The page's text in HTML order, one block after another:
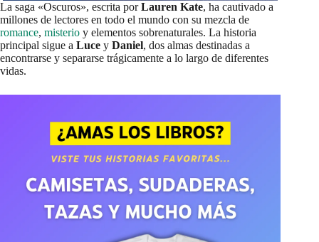
La saga «Oscuros», escrita porLauren Kate, ha cautivado a
millones de lectores en todo el mundo con su mezcla de
romance, misterio y elementos sobrenaturales. La historia
principal sigue a Luce y Daniel, dos almas destinadas a
encontrarse y separarse trágicamente a lo largo de diferentes
vidas.